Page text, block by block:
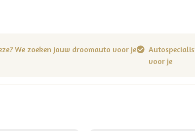
We zoeken jouw droomauto voor je
voor je